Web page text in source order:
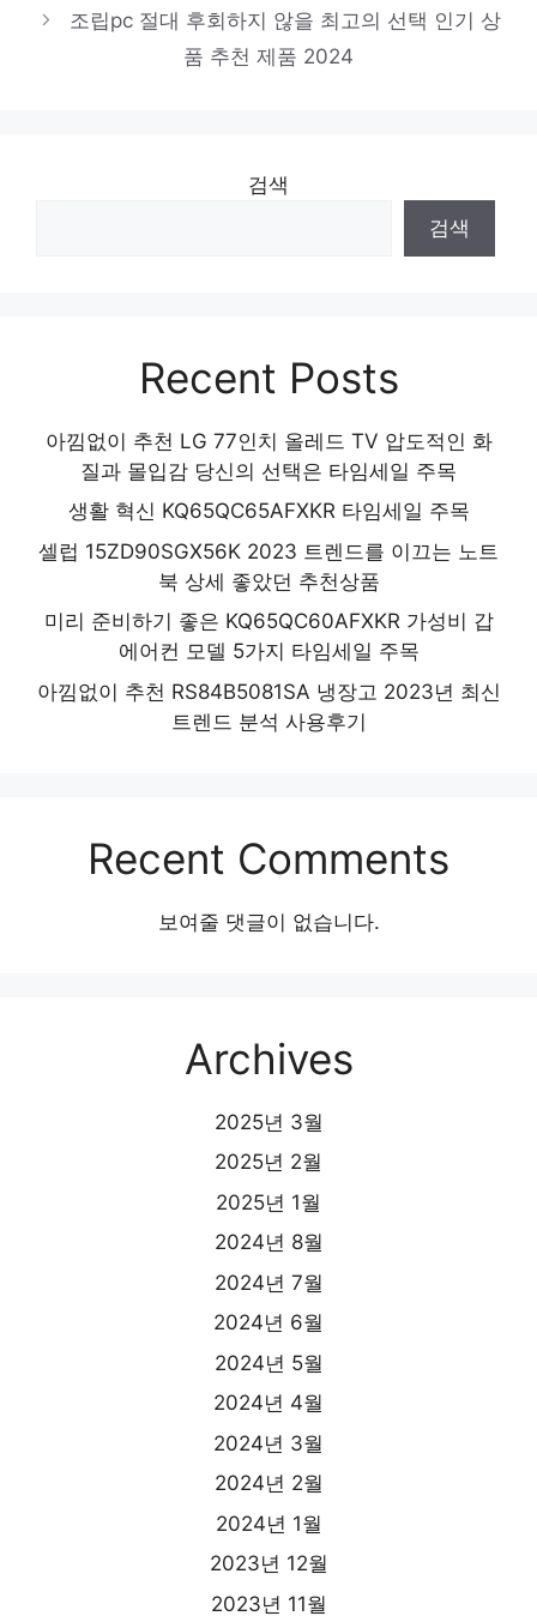
제품 2024
조립pc 절대 후회하지 않을 최고의 선택 인기 상
품 추천 제품 2024
검색
검색
Recent Posts
아낌없이 추천 LG 77인치 올레드 TV 압도적인 화
질과 몰입감 당신의 선택은 타임세일 주목
생활 혁신 KQ65QC65AFXKR 타임세일 주목
셀럽 15ZD90SGX56K 2023 트렌드를 이끄는 노트
북 상세 좋았던 추천상품
미리 준비하기 좋은 KQ65QC60AFXKR 가성비 갑
에어컨 모델 5가지 타임세일 주목
아낌없이 추천 RS84B5081SA 냉장고 2023년 최신
트렌드 분석 사용후기
Recent Comments
보여줄 댓글이 없습니다.
Archives
2025년 3월
2025년 2월
2025년 1월
2024년 8월
2024년 7월
2024년 6월
2024년 5월
2024년 4월
2024년 3월
2024년 2월
2024년 1월
2023년 12월
2023년 11월